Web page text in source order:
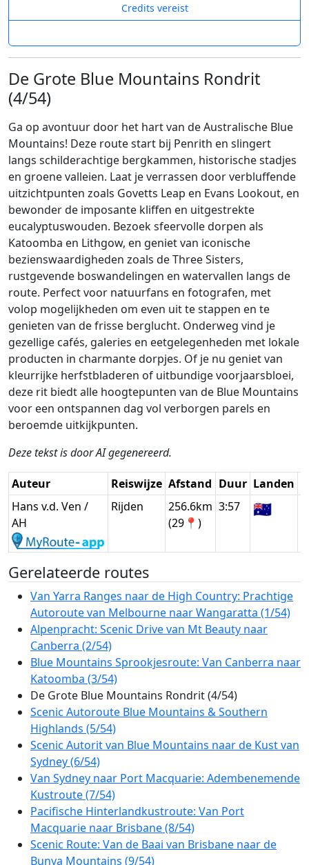
Credits vereist
De Grote Blue Mountains Rondrit
(4/54)
Ga op avontuur door het hart van de Australische Blue
Mountains! Deze route start bij Penrith en slingert
langs schilderachtige bergkammen, historische stadjes
en groene valleien. Laat je verrassen door verbluffende
uitzichtpunten zoals Govetts Leap en Evans Lookout, en
bewonder de imposante kliffen en uitgestrekte
eucalyptuswouden. Bezoek sfeervolle dorpen als
Katoomba en Lithgow, en geniet van iconische
bezienswaardigheden zoals de Three Sisters,
rustgevende boswandelingen en watervallen langs de
route. Perfect voor natuurfans en fotografen, met
volop mogelijkheden om even uit te stappen en te
genieten van de frisse berglucht. Onderweg vind je
gezellige cafés, galeries en eetgelegenheden met lokale
producten in charmante dorpjes. Of je nu geniet van
kleurrijke herfstbladeren of uitbundige voorjaarsbloei,
deze rit biedt alle hoogtepunten van de Blue Mountains
voor een ontspannen dag vol verborgen parels en
beroemde uitkijkpunten.
Deze tekst is door AI gegenereerd.
Auteur Reiswijze Afstand Duur Landen
Hans v.d. Ven /
AH
Rijden
256.6km
(29📍)
3:57 🇦🇺
Gerelateerde routes
Van Yarra Ranges naar de High Country: Prachtige
Autoroute van Melbourne naar Wangaratta (1/54)
Alpenpracht: Scenic Drive van Mt Beauty naar
Canberra (2/54)
Blue Mountains Sprookjesroute: Van Canberra naar
Katoomba (3/54)
De Grote Blue Mountains Rondrit (4/54)
Scenic Autoroute Blue Mountains & Southern
Highlands (5/54)
Scenic Autorit van Blue Mountains naar de Kust van
Sydney (6/54)
Van Sydney naar Port Macquarie: Adembenemende
Kustroute (7/54)
Pacifische Hinterlandkustroute: Van Port
Macquarie naar Brisbane (8/54)
Scenic Route: Van de Baai van Brisbane naar de
Bunya Mountains (9/54)